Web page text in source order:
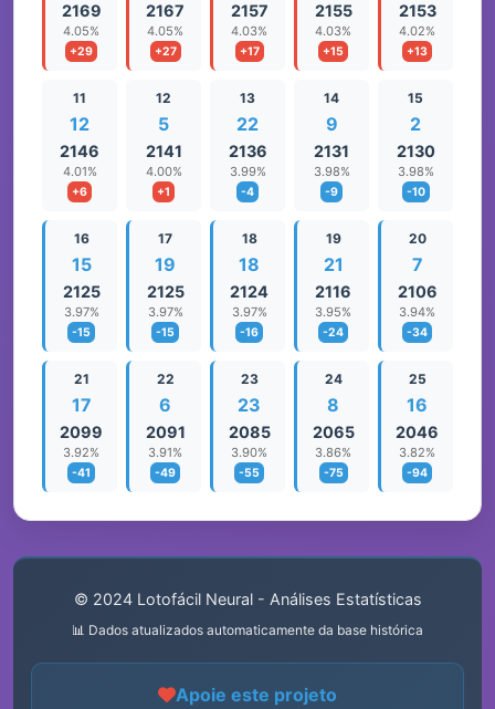
2169
4.05%
+29
2167
4.05%
+27
2157
4.03%
+17
2155
4.03%
+15
2153
4.02%
+13
11
12
2146
4.01%
+6
12
5
2141
4.00%
+1
13
22
2136
3.99%
-4
14
9
2131
3.98%
-9
15
2
2130
3.98%
-10
16
15
2125
3.97%
-15
17
19
2125
3.97%
-15
18
18
2124
3.97%
-16
19
21
2116
3.95%
-24
20
7
2106
3.94%
-34
21
17
2099
3.92%
-41
22
6
2091
3.91%
-49
23
23
2085
3.90%
-55
24
8
2065
3.86%
-75
25
16
2046
3.82%
-94
© 2024 Lotofácil Neural - Análises Estatísticas
📊 Dados atualizados automaticamente da base histórica
Apoie este projeto